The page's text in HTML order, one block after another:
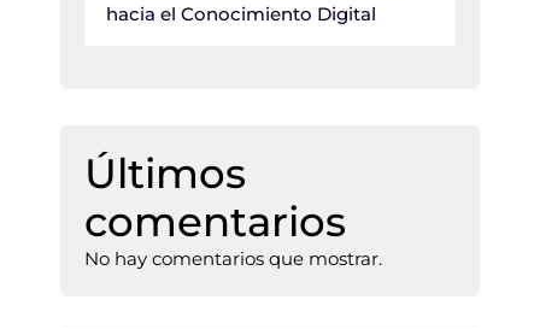
hacia el Conocimiento Digital
Últimos
comentarios
No hay comentarios que mostrar.